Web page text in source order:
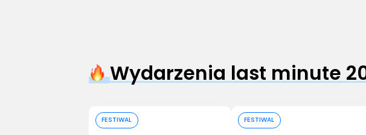
Wydarzenia last minute
FESTIWAL FESTIWAL